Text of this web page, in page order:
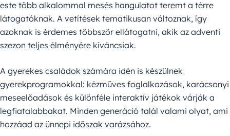
este több alkalommal mesés hangulatot teremt a térre
látogatóknak. A vetítések tematikusan változnak, így
azoknak is érdemes többször ellátogatni, akik az adventi
szezon teljes élményére kíváncsiak.
A gyerekes családok számára idén is készülnek
gyerekprogramokkal: kézműves foglalkozások, karácsonyi
meseelőadások és különféle interaktív játékok várják a
legfiatalabbakat. Minden generáció talál valami olyat, ami
hozzáad az ünnepi időszak varázsához.